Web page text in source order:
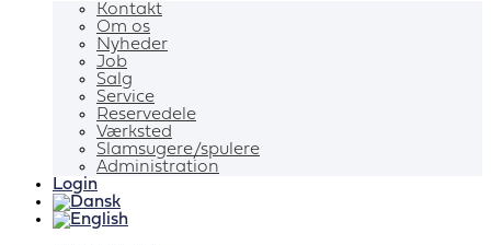
Kontakt
Om os
Nyheder
Job
Salg
Service
Reservedele
Værksted
Slamsugere/spulere
Administration
Login